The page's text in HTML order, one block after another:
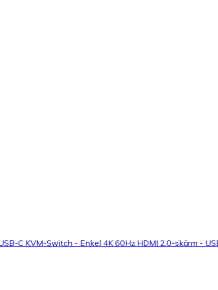
C KVM-Switch - Enkel 4K 60Hz HDMI 2.0-skärm -